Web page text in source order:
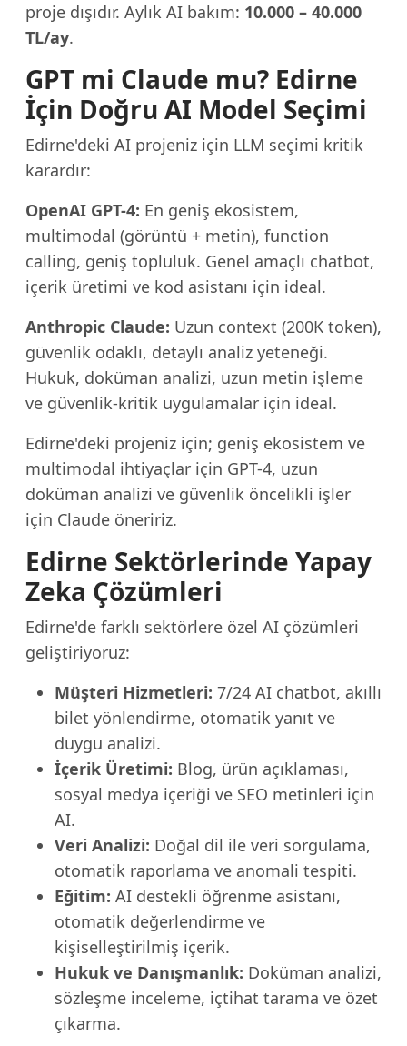
proje dışıdır. Aylık AI bakım: 10.000 – 40.000
TL/ay.
GPT mi Claude mu? Edirne
İçin Doğru AI Model Seçimi
Edirne'deki AI projeniz için LLM seçimi kritik
karardır:
OpenAI GPT-4: En geniş ekosistem,
multimodal (görüntü + metin), function
calling, geniş topluluk. Genel amaçlı chatbot,
içerik üretimi ve kod asistanı için ideal.
Anthropic Claude: Uzun context (200K token),
güvenlik odaklı, detaylı analiz yeteneği.
Hukuk, doküman analizi, uzun metin işleme
ve güvenlik-kritik uygulamalar için ideal.
Edirne'deki projeniz için; geniş ekosistem ve
multimodal ihtiyaçlar için GPT-4, uzun
doküman analizi ve güvenlik öncelikli işler
için Claude öneririz.
Edirne Sektörlerinde Yapay
Zeka Çözümleri
Edirne'de farklı sektörlere özel AI çözümleri
geliştiriyoruz:
Müşteri Hizmetleri: 7/24 AI chatbot, akıllı
bilet yönlendirme, otomatik yanıt ve
duygu analizi.
İçerik Üretimi: Blog, ürün açıklaması,
sosyal medya içeriği ve SEO metinleri için
AI.
Veri Analizi: Doğal dil ile veri sorgulama,
otomatik raporlama ve anomali tespiti.
Eğitim: AI destekli öğrenme asistanı,
otomatik değerlendirme ve
kişiselleştirilmiş içerik.
Hukuk ve Danışmanlık: Doküman analizi,
sözleşme inceleme, içtihat tarama ve özet
çıkarma.